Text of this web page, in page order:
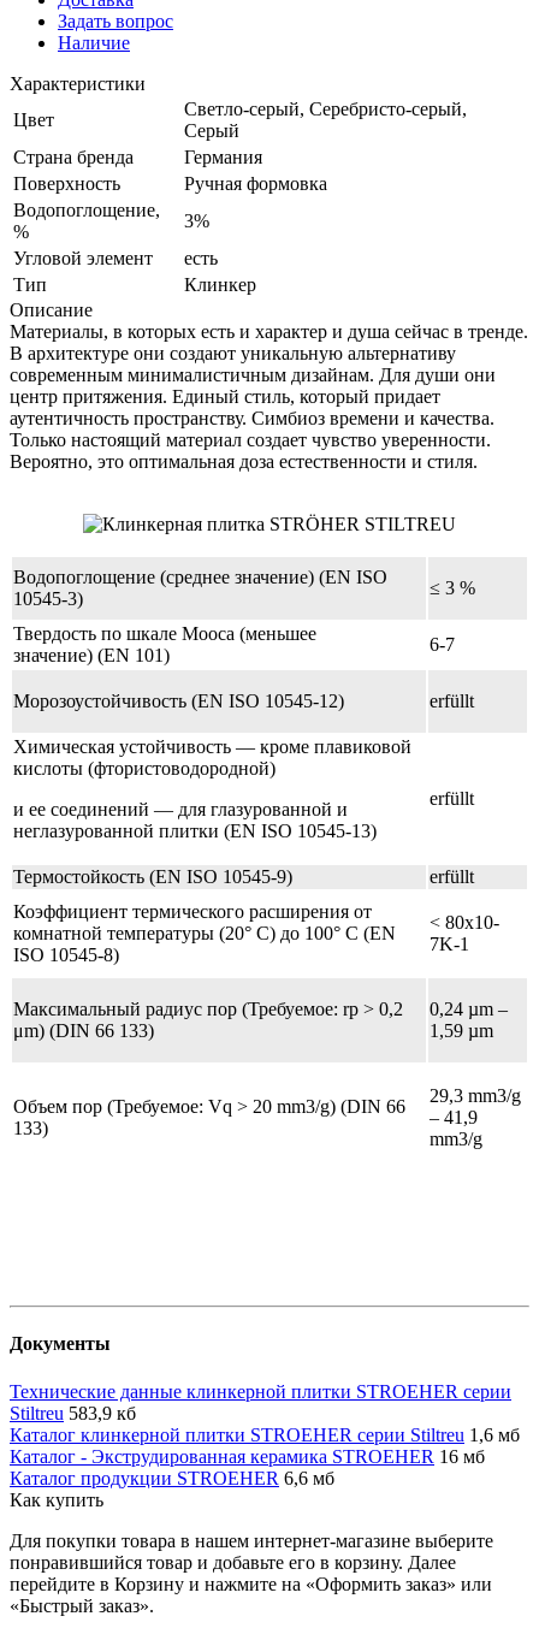
Задать вопрос
Наличие
Характеристики
Цвет
Светло-серый, Серебристо-серый,
Серый
Страна бренда
Германия
Поверхность
Ручная формовка
Водопоглощение,
%
3%
Угловой элемент
есть
Тип
Клинкер
Описание
Материалы, в которых есть и характер и душа сейчас в тренде.
В архитектуре они создают уникальную альтернативу
современным минималистичным дизайнам. Для души они
центр притяжения. Единый стиль, который придает
аутентичность пространству. Симбиоз времени и качества.
Только настоящий материал создает чувство уверенности.
Вероятно, это оптимальная доза естественности и стиля.
Водопоглощение (среднее значение) (EN ISO
10545-3)
≤ 3 %
Твердость по шкале Мооса (меньшее
значение) (EN 101)
6-7
Морозоустойчивость (EN ISO 10545-12) erfüllt
Химическая устойчивость — кроме плавиковой
кислоты (фтористоводородной)
и ее соединений — для глазурованной и
неглазурованной плитки (EN ISO 10545-13)
erfüllt
Термостойкость (EN ISO 10545-9)
erfüllt
Коэффициент термического расширения от
комнатной температуры (20° C) до 100° C (EN
ISO 10545-8)
< 80x10-
7K-1
Максимальный радиус пор (Требуемое: rp > 0,2
μm) (DIN 66 133)
0,24 µm –
1,59 µm
Объем пор (Требуемое: Vq > 20 mm3/g) (DIN 66
133)
29,3 mm3/g
– 41,9
mm3/g
Документы
Технические данные клинкерной плитки STROEHER серии
Stiltreu 583,9 кб
Каталог клинкерной плитки STROEHER серии Stiltreu 1,6 мб
Каталог - Экструдированная керамика STROEHER 16 мб
Каталог продукции STROEHER 6,6 мб
Как купить
Для покупки товара в нашем интернет-магазине выберите
понравившийся товар и добавьте его в корзину. Далее
перейдите в Корзину и нажмите на «Оформить заказ» или
«Быстрый заказ».